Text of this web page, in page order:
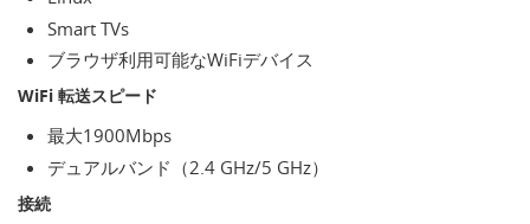
Smart TVs
ブラウザ利用可能なWiFiデバイス
WiFi 転送スピード
最大1900Mbps
デュアルバンド（2.4 GHz/5 GHz）
接続